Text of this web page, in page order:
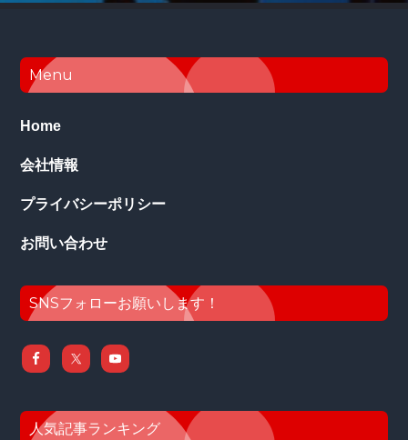
Footer
Menu
Home
会社情報
プライバシーポリシー
お問い合わせ
SNSフォローお願いします！
人気記事ランキング